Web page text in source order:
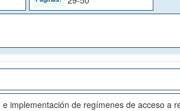
implementación de regímenes de acceso a